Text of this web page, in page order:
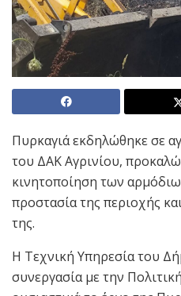
Πυρκαγιά εκδηλώθηκε σε
του ΔΑΚ Αγρινίου,
κινητοποίηση των
προστασία της περιοχής
της.
Η Τεχνική Υπηρεσία του
συνεργασία με την